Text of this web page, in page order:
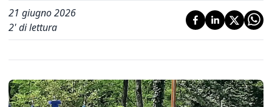
21 giugno 2026
2' di lettura